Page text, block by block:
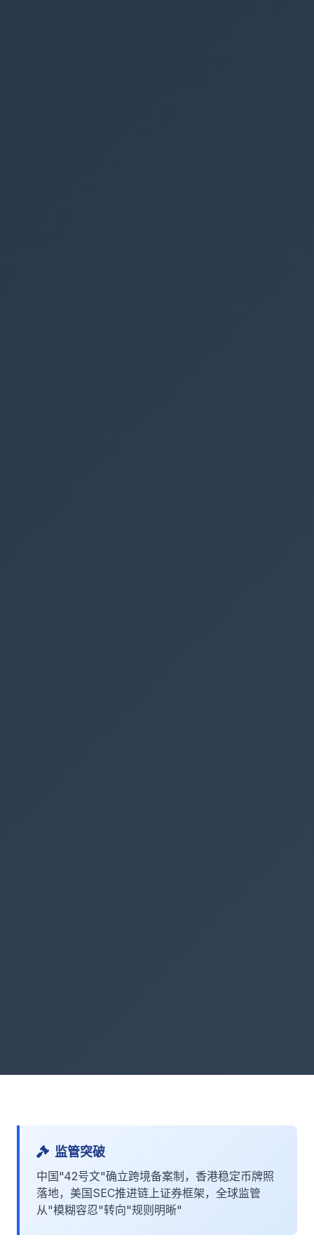
监管突破
中国"42号文"确立跨境备案制，香港稳定币牌照
落地，美国SEC推进链上证券框架，全球监管
从"模糊容忍"转向"规则明晰"